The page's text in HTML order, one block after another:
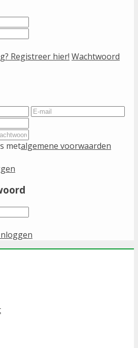
Registreer hier! Wachtwoord
metalgemene voorwaarden